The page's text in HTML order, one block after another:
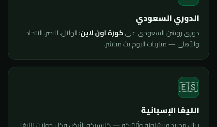
الدوري السعودي
دوري روشن السعودي علىكورة اون لاين: الهلال، النصر، الاتحاد
والأهلي — مباريات اليوم بث مباشر.
🇪🇸
الليغا الإسبانية